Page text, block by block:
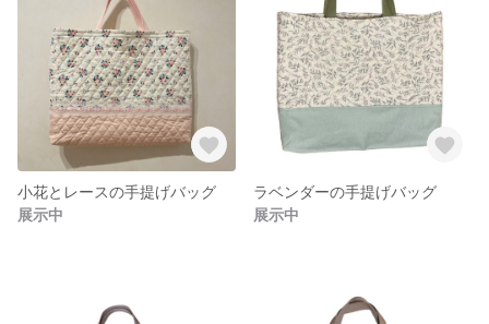
小花とレースの手提げバッグ
展示中
ラベンダーの手提げバッグ
展示中